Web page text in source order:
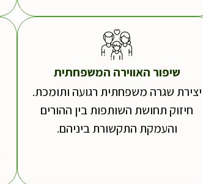
שיפור האווירה המשפחתית
יצירת שגרה משפחתית רגועה ותומכת.
חיזוק תחושת השותפות בין ההורים
והעמקת התקשורת ביניהם.